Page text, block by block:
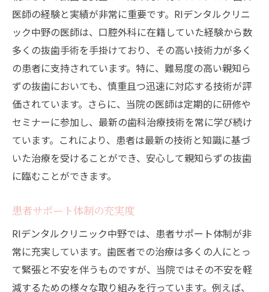
医師の経験と実績が非常に重要です。RIデンタルクリニ
ック中野の医師は、口腔外科に在籍していた経験から数
多くの抜歯手術を手掛けており、その高い技術力が多く
の患者に支持されています。特に、難易度の高い親知ら
ずの抜歯においても、慎重且つ迅速に対応する技術が評
価されています。さらに、当院の医師は定期的に研修や
セミナーに参加し、最新の歯科治療技術を常に学び続け
ています。これにより、患者は最新の技術と知識に基づ
いた治療を受けることができ、安心して親知らずの抜歯
に臨むことができます。
患者サポート体制の充実度
RIデンタルクリニック中野では、患者サポート体制が非
常に充実しています。歯医者での治療は多くの人にとっ
て緊張と不安を伴うものですが、当院ではその不安を軽
減するための様々な取り組みを行っています。例えば、